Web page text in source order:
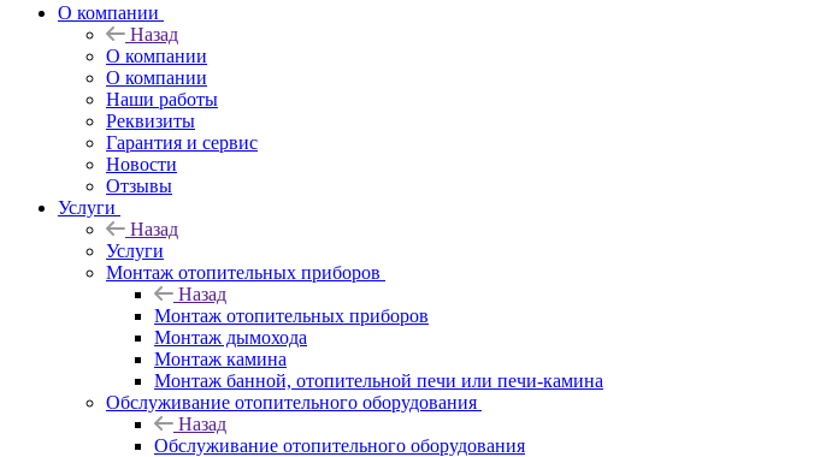
O компании
Назад
O компании
О компании
Наши работы
Реквизиты
Гарантия и сервис
Новости
Отзывы
Услуги
Назад
Услуги
Монтаж отопительных приборов
Назад
Монтаж отопительных приборов
Монтаж дымохода
Монтаж камина
Монтаж банной, отопительной печи или печи-камина
Обслуживание отопительного оборудования
Назад
Обслуживание отопительного оборудования